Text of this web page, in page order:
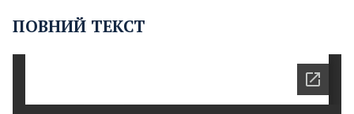
ПОВНИЙ ТЕКСТ